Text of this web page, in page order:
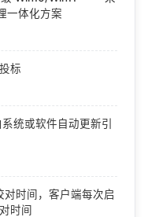
一体化方案
标
统或软件自动更新引
时间，客户端每次启
时间